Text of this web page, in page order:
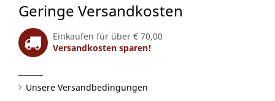
Geringe Versandkosten
Einkaufen für über € 70,00
Versandkosten sparen!
Unsere Versandbedingungen